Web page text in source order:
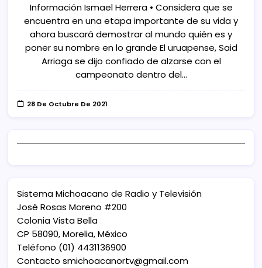
Información Ismael Herrera • Considera que se
encuentra en una etapa importante de su vida y
ahora buscará demostrar al mundo quién es y
poner su nombre en lo grande El uruapense, Said
Arriaga se dijo confiado de alzarse con el
campeonato dentro del…
28 De Octubre De 2021
Sistema Michoacano de Radio y Televisión
José Rosas Moreno #200
Colonia Vista Bella
CP 58090, Morelia, México
Teléfono (01) 4431136900
Contacto smichoacanortv@gmail.com